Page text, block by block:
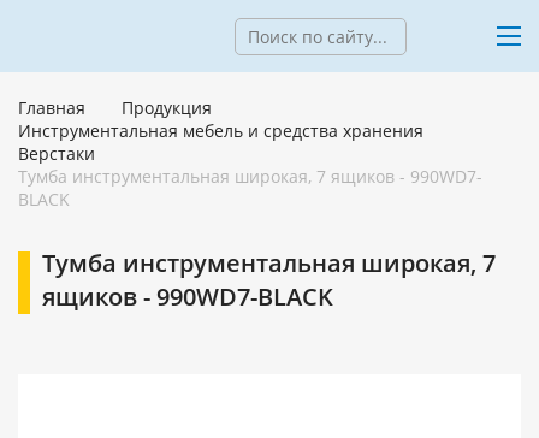
Главная
Продукция
Инструментальная мебель и средства хранения
Верстаки
Тумба инструментальная широкая, 7 ящиков - 990WD7-
BLACK
Тумба инструментальная широкая, 7
ящиков - 990WD7-BLACK